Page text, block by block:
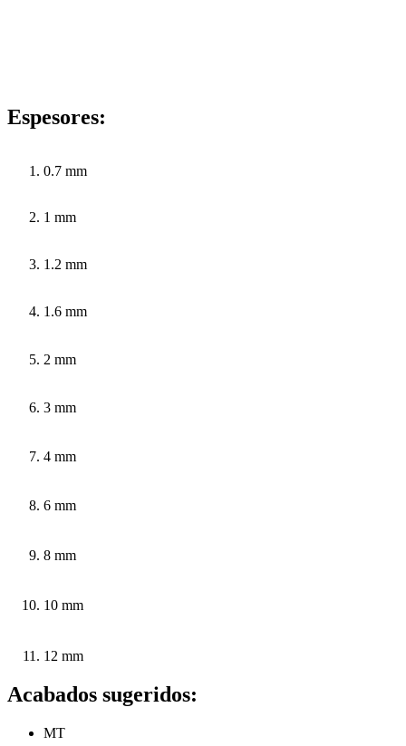
Espesores:
0.7 mm
1 mm
1.2 mm
1.6 mm
2 mm
3 mm
4 mm
6 mm
8 mm
10 mm
12 mm
Acabados sugeridos:
MT